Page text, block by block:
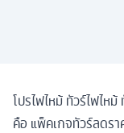
โปรไฟไหม้ ทัวร์ไฟไหม้
คือ แพ็คเกจทัวร์ลดร